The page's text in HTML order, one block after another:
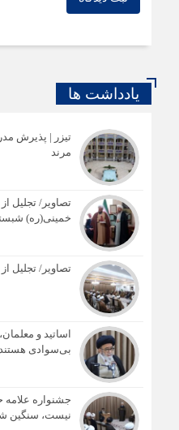
یادداشت ها
تیزر | پذیرش
مرند
تصاویر/ تجلیل
خمینی(ره)
تصاویر/ تجلیل
اساتید و
بی‌سوادی هستند
جشنواره علامه
نیست، سنگین